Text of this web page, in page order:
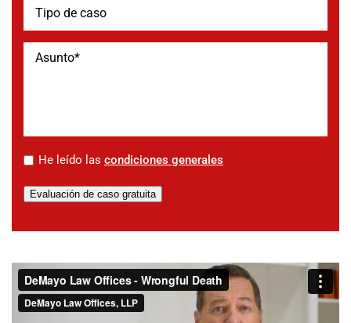
* He leído las condiciones generales
Evaluación de caso gratuita